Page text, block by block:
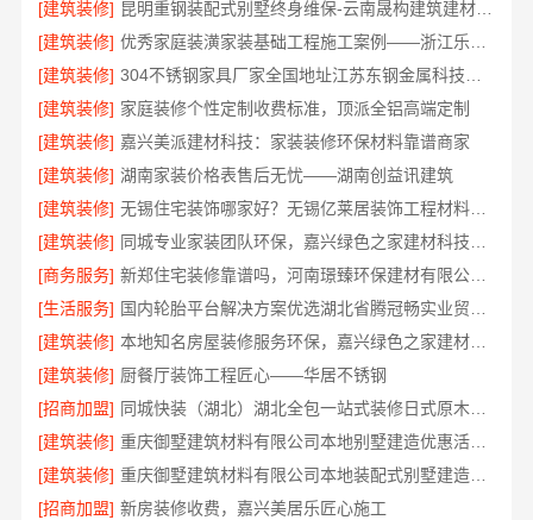
[建筑装修]
昆明重钢装配式别墅终身维保-云南晟构建筑建材有限公司
[建筑装修]
[建筑装修]
[建筑装修] 家庭装修个性定制收费标准，顶派全铝高端定制
[建筑装修] 嘉兴美派建材科技：家装装修环保材料靠谱商家
[建筑装修] 湖南家装价格表售后无忧——湖南创益讯建筑
[建筑装修]
无锡住宅装饰哪家好？无锡亿莱居装饰工程材料有限公司一站式全包服务
[建筑装修]
[商务服务]
新郑住宅装修靠谱吗，河南璟臻环保建材有限公司标准化施工
[生活服务]
[建筑装修]
本地知名房屋装修服务环保，嘉兴绿色之家建材科技绿色首选
[建筑装修] 厨餐厅装饰工程匠心——华居不锈钢
[招商加盟]
[建筑装修]
重庆御墅建筑材料有限公司本地别墅建造优惠活动抗震防风
[建筑装修]
重庆御墅建筑材料有限公司本地装配式别墅建造零增项
[招商加盟] 新房装修收费，嘉兴美居乐匠心施工